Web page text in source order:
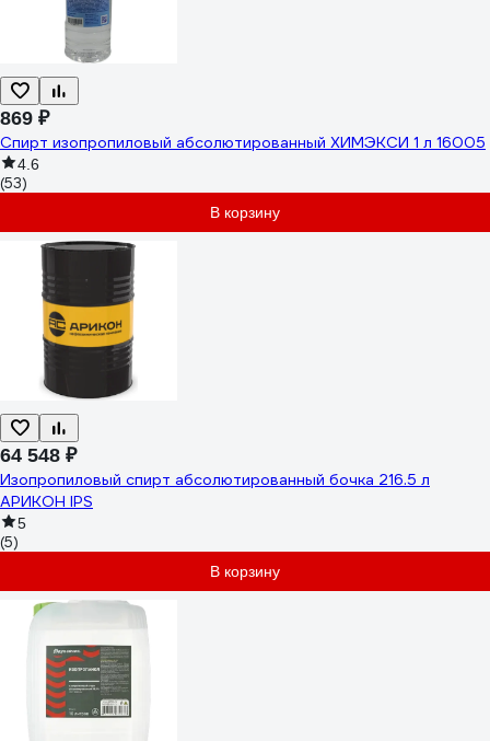
869 ₽
Спирт изопропиловый абсолютированный ХИМЭКСИ 1 л 16005
4.6
(53)
В корзину
64 548 ₽
Изопропиловый спирт абсолютированный бочка 216.5 л
АРИКОН IPS
5
(5)
В корзину